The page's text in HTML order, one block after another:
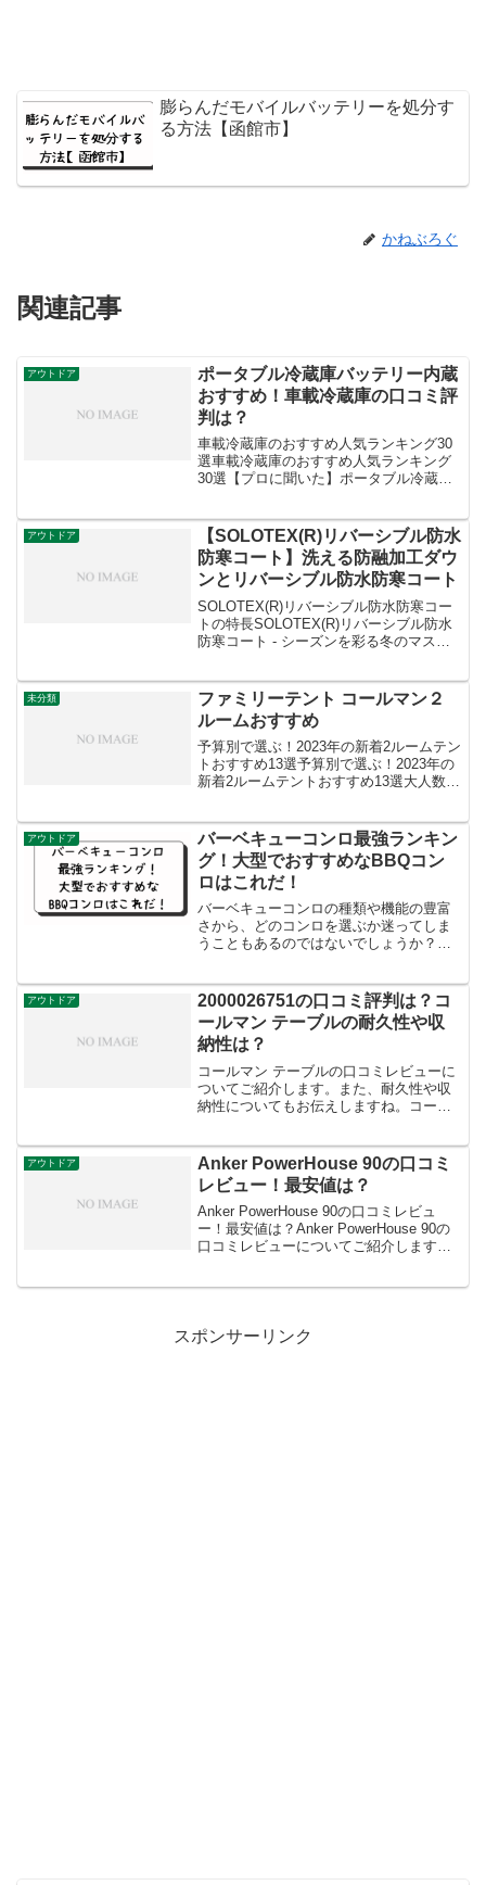
膨らんだモバイルバッテリーを処分す
る方法【函館市】
かねぶろぐ
関連記事
アウトドア
ポータブル冷蔵庫バッテリー内蔵
おすすめ！車載冷蔵庫の口コミ評
判は？
車載冷蔵庫のおすすめ人気ランキング30
選車載冷蔵庫のおすすめ人気ランキング
30選【プロに聞いた】ポータブル冷蔵庫
底比較おすすめの日本製ポータブル冷蔵
庫を7つご紹介！リ...
アウトドア
【SOLOTEX(R)リバーシブル防水
防寒コート】洗える防融加工ダウ
ンとリバーシブル防水防寒コート
SOLOTEX(R)リバーシブル防水防寒コー
トの特長SOLOTEX(R)リバーシブル防水
防寒コート - シーズンを彩る冬のマスト
備えたアウターウェアは欠かせませんよ
ね。...
未分類
ファミリーテント コールマン２
ルームおすすめ
予算別で選ぶ！2023年の新着2ルームテン
トおすすめ13選予算別で選ぶ！2023年の
新着2ルームテントおすすめ13選大人数で
ルームテント10選コールマンの人気2ル...
アウトドア
バーベキューコンロ最強ランキン
グ！大型でおすすめなBBQコン
ロはこれだ！
バーベキューコンロの種類や機能の豊富
さから、どのコンロを選ぶか迷ってしま
うこともあるのではないでしょうか？そ
介します。1位独占！最高のパフォーマン
スを誇る大型バーベキュ...
アウトドア
2000026751の口コミ評判は？コ
ールマン テーブルの耐久性や収
納性は？
コールマン テーブルの口コミレビューに
ついてご紹介します。また、耐久性や収
納性についてもお伝えしますね。コール
ーブルです。品質が良く、種類も豊富に
揃っています。サイズ...
アウトドア
Anker PowerHouse 90の口コミ
レビュー！最安値は？
Anker PowerHouse 90の口コミレビュ
ー！最安値は？Anker PowerHouse 90の
口コミレビューについてご紹介します。
スポンサーリンク